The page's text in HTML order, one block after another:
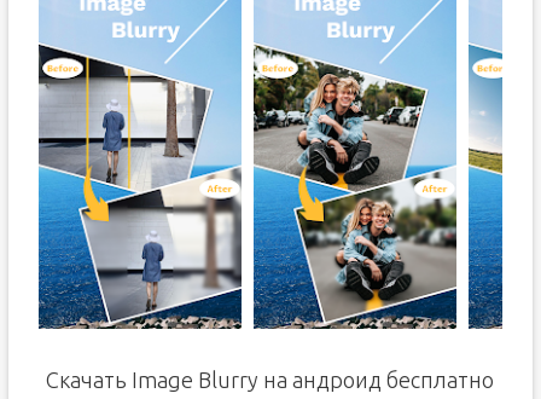
Скачать Image Blurry на андроид бесплатно